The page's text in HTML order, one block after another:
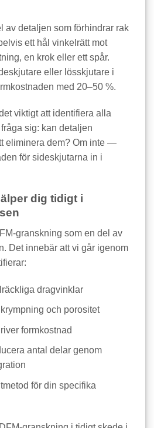
av detaljen som förhindrar rak
ett hål vinkelrätt mot
en krok eller ett spår.
eller lösskjutare i
med 20–50 %.
viktigt att identifiera alla
sig: kan detaljen
eliminera dem? Om inte —
för sideskjutarna in i
dig tidigt i
granskning som en del av
Det innebär att vi går igenom
dragvinklar
och porositet
formkostnad
antal delar genom
för din specifika